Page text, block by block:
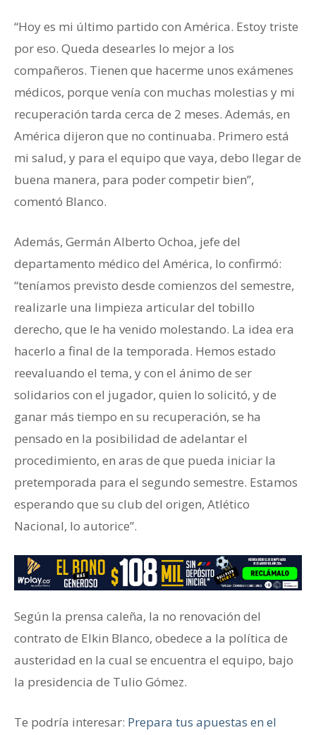
“Hoy es mi último partido con América. Estoy triste
por eso. Queda desearles lo mejor a los
compañeros. Tienen que hacerme unos exámenes
médicos, porque venía con muchas molestias y mi
recuperación tarda cerca de 2 meses. Además, en
América dijeron que no continuaba. Primero está
mi salud, y para el equipo que vaya, debo llegar de
buena manera, para poder competir bien”,
comentó Blanco.
Además, Germán Alberto Ochoa, jefe del
departamento médico del América, lo confirmó:
“teníamos previsto desde comienzos del semestre,
realizarle una limpieza articular del tobillo
derecho, que le ha venido molestando. La idea era
hacerlo a final de la temporada. Hemos estado
reevaluando el tema, y con el ánimo de ser
solidarios con el jugador, quien lo solicitó, y de
ganar más tiempo en su recuperación, se ha
pensado en la posibilidad de adelantar el
procedimiento, en aras de que pueda iniciar la
pretemporada para el segundo semestre. Estamos
esperando que su club del origen, Atlético
Nacional, lo autorice”.
Según la prensa caleña, la no renovación del
contrato de Elkin Blanco, obedece a la política de
austeridad en la cual se encuentra el equipo, bajo
la presidencia de Tulio Gómez.
Te podría interesar: Prepara tus apuestas en el